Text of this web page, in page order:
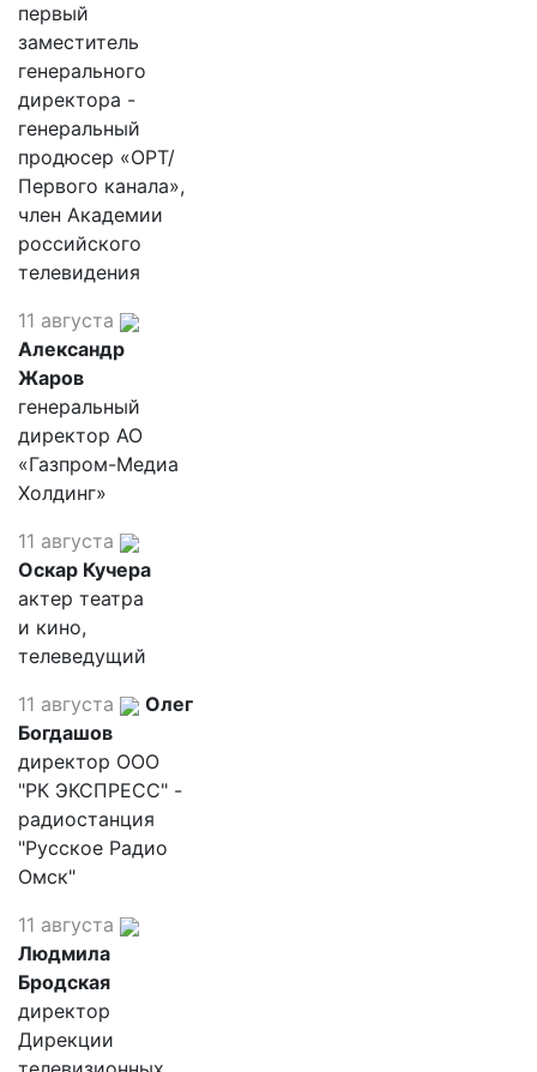
первый
заместитель
генерального
директора -
генеральный
продюсер «ОРТ/
Первого канала»,
член Академии
российского
телевидения
11 августа
Александр
Жаров
генеральный
директор АО
«Газпром-Медиа
Холдинг»
11 августа
Оскар Кучера
актер театра
и кино,
телеведущий
11 августа
Олег
Богдашов
директор ООО
"РК ЭКСПРЕСС" -
радиостанция
"Русское Радио
Омск"
11 августа
Людмила
Бродская
директор
Дирекции